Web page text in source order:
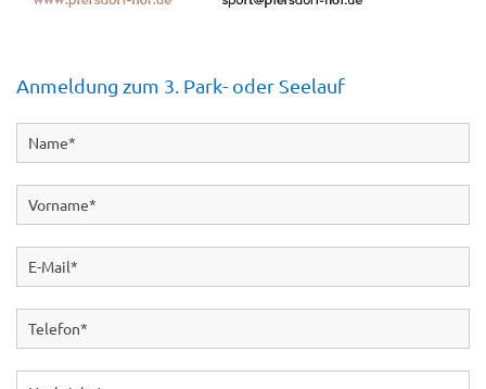
Anmeldung zum 3. Park- oder Seelauf